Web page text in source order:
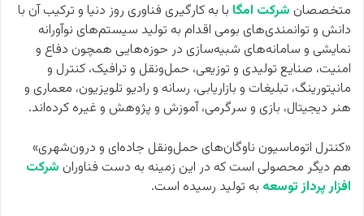
متخصصان شرکت امگا با به کارگیری فناوری روز دنیا و ترکیب آن با
دانش و توانمندی‌های بومی اقدام به تولید سیستم‌های نوآورانه
نمایشی و سامانه‌های شبیه‌سازی در حوزه‌هایی همچون دفاع و
امنیت، صنایع تولیدی و توزیعی، حمل‌ونقل و ترافیک، کنترل و
مانیتورینگ، تبلیغات و بازاریابی، رسانه و رادیو تلویزیون، معماری و
هنر دیجیتال، بازی و سرگرمی، آموزش و پژوهش و غیره کرده‌اند.
«کنترل اتوماسیون ناوگان‌های حمل‌ونقل جاده‌ای و درون‌شهری»
هم دیگر محصولی است که در این زمینه به دست فناوران شرکت
افزار پرداز توسعه به تولید رسیده است.